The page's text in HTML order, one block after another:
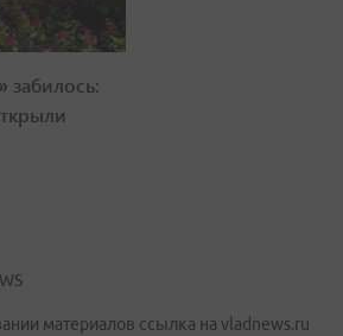
забилось:
материалов ссылка на vladnews.ru